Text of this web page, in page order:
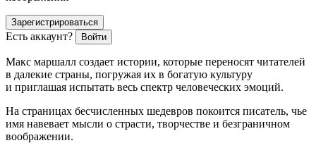
Зарегистрироваться
Есть аккаунт? Войти
Макс маршалл создает истории, которые переносят читателей
в далекие страны, погружая их в богатую культуру
и приглашая испытать весь спектр человеческих эмоций.
На страницах бесчисленных шедевров покоится писатель, чье
имя навевает мысли о страсти, творчестве и безграничном
воображении.